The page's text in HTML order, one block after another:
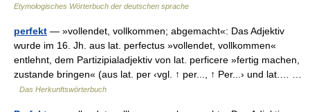
Etymologisches Wörterbuch der deutschen sprache
perfekt — »vollendet, vollkommen; abgemacht«: Das Adjektiv
wurde im 16. Jh. aus lat. perfectus »vollendet, vollkommen«
entlehnt, dem Partizipialadjektiv von lat. perficere »fertig machen,
zustande bringen« (aus lat. per ‹vgl. ↑ per..., ↑ Per...› und lat.… …
Das Herkunftswörterbuch